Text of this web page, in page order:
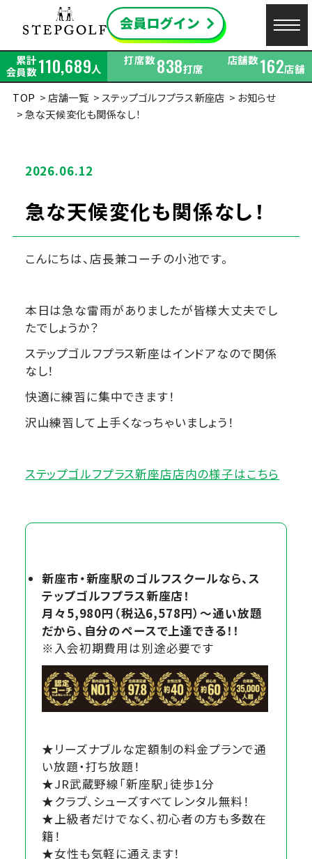
累計
会員数110,689人
打席数838打席
店舗数162店舗
TOP
店舗一覧 ステップゴルフプラス新座店
お知らせ
急な天候変化も関係なし！
2026.06.12
急な天候変化も関係なし！
こんにちは、店長兼コーチの小池です。
本日は急な雷雨がありましたが皆様大丈夫でし
たでしょうか？
ステップゴルフプラス新座はインドアなので関係
なし！
快適に練習に集中できます！
沢山練習して上手くなっちゃいましょう！
ステップゴルフプラス新座店店内の様子はこちら
新座市・新座駅のゴルフスクールなら、ス
テップゴルフプラス新座店！
月々5,980円（税込6,578円）～通い放題
だから、自分のペースで上達できる！！
※入会初期費用は別途必要です
★リーズナブルな定額制の料金プランで通
い放題・打ち放題！
★JR武蔵野線「新座駅」徒歩1分
★クラブ、シューズすべてレンタル無料！
★上級者だけでなく、初心者の方も多数在
籍！
★女性も気軽に通えます！